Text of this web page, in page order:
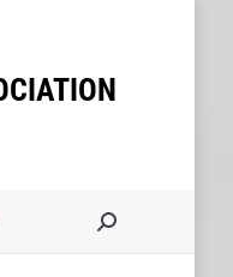
Search: